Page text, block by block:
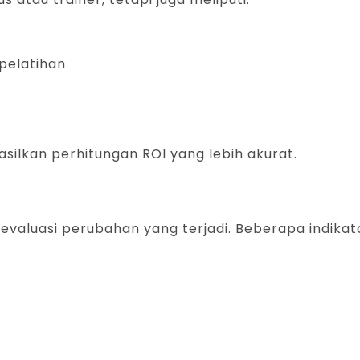
perhitungan ROI yang lebih akurat.
perubahan yang terjadi. Beberapa